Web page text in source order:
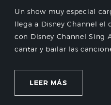
Un show muy especial
llega a Disney Channel
con Disney Channel Sing
cantar y bailar las
LEER MÁS